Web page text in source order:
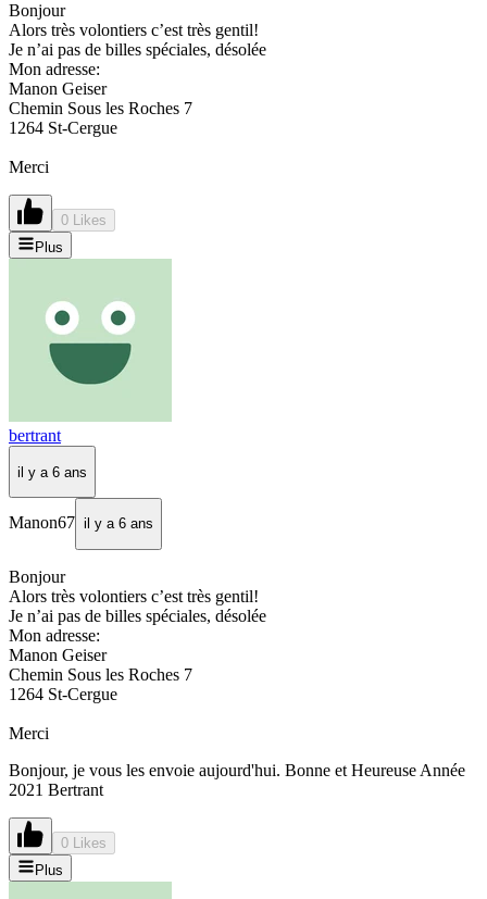
Bonjour
Alors très volontiers c’est très gentil!
Je n’ai pas de billes spéciales, désolée
Mon adresse:
Manon Geiser
Chemin Sous les Roches 7
1264 St-Cergue
Merci
0 Likes
Plus
bertrant
il y a 6 ans
Manon67 il y a 6 ans
Bonjour
Alors très volontiers c’est très gentil!
Je n’ai pas de billes spéciales, désolée
Mon adresse:
Manon Geiser
Chemin Sous les Roches 7
1264 St-Cergue
Merci
Bonjour, je vous les envoie aujourd'hui. Bonne et Heureuse Année
2021 Bertrant
0 Likes
Plus